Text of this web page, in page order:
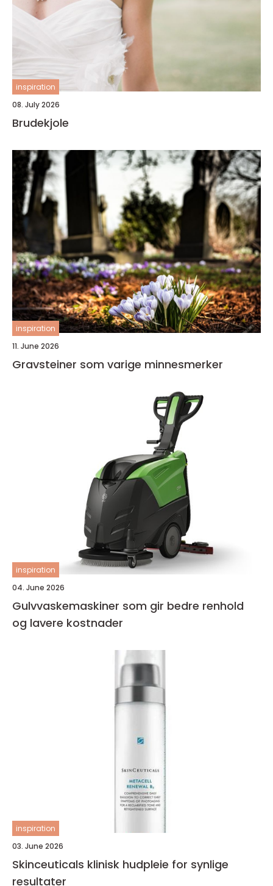
inspiration
08. July 2026
Brudekjole
inspiration
11. June 2026
Gravsteiner som varige minnesmerker
inspiration
04. June 2026
Gulvvaskemaskiner som gir bedre renhold
og lavere kostnader
inspiration
03. June 2026
Skinceuticals klinisk hudpleie for synlige
resultater